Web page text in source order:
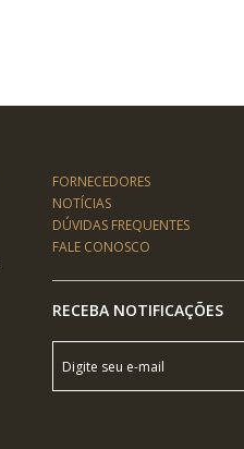
FORNECEDORES
NOTÍCIAS
DÚVIDAS FREQUENTES
FALE CONOSCO
RECEBA NOTIFICAÇÕES